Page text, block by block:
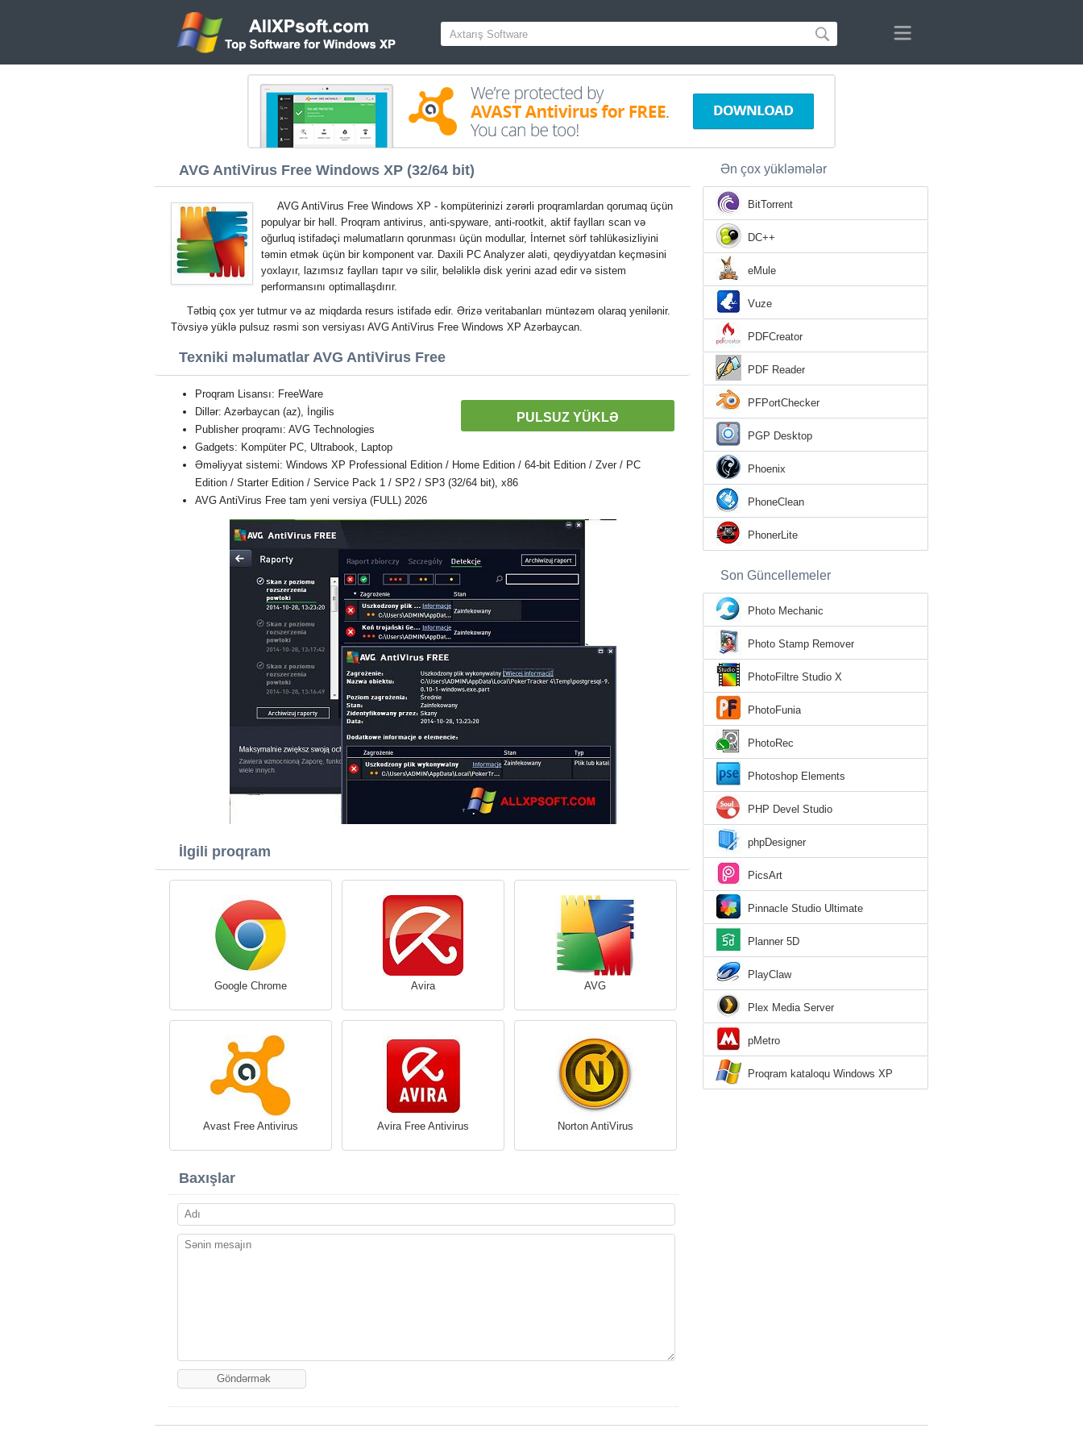
AVG AntiVirus Free Windows XP (32/64 bit)
AVG AntiVirus Free Windows XP - kompüterinizi zərərli proqramlardan qorumaq üçün
populyar bir həll. Proqram antivirus, anti-spyware, anti-rootkit, aktif faylları scan və
oğurluq istifadəçi məlumatların qorunması üçün modullar, İnternet sörf təhlükəsizliyini
təmin etmək üçün bir komponent var. Daxili PC Analyzer aləti, qeydiyyatdan keçməsini
yoxlayır, lazımsız faylları tapır və silir, beləliklə disk yerini azad edir və sistem
performansını optimallaşdırır.
Tətbiq çox yer tutmur və az miqdarda resurs istifadə edir. Ərizə veritabanları müntəzəm olaraq yenilənir.
Tövsiyə yüklə pulsuz rəsmi son versiyası AVG AntiVirus Free Windows XP Azərbaycan.
Texniki məlumatlar AVG AntiVirus Free
PULSUZ YÜKLƏ
Proqram Lisansı: FreeWare
Dillər: Azərbaycan (az), İngilis
Publisher proqramı: AVG Technologies
Gadgets: Kompüter PC, Ultrabook, Laptop
Əməliyyat sistemi: Windows XP Professional Edition / Home Edition / 64-bit Edition / Zver / PC
Edition / Starter Edition / Service Pack 1 / SP2 / SP3 (32/64 bit), x86
AVG AntiVirus Free tam yeni versiya (FULL) 2026
İlgili proqram
Google Chrome Avira AVG
Avast Free Antivirus Avira Free Antivirus Norton AntiVirus
Baxışlar
Ən çox yükləmələr
BitTorrent
DC++
eMule
Vuze
PDFCreator
PDF Reader
PFPortChecker
PGP Desktop
Phoenix
PhoneClean
PhonerLite
Son Güncellemeler
Photo Mechanic
Photo Stamp Remover
PhotoFiltre Studio X
PhotoFunia
PhotoRec
Photoshop Elements
PHP Devel Studio
phpDesigner
PicsArt
Pinnacle Studio Ultimate
Planner 5D
PlayClaw
Plex Media Server
pMetro
Proqram kataloqu Windows XP